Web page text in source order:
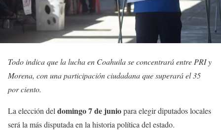
Todo indica que la lucha en Coahuila se concentrará entre PRI y
Morena, con una participación ciudadana que superará el 35
por ciento.
La elección del domingo 7 de juniopara elegir diputados locales
será la más disputada en la historia política del estado.